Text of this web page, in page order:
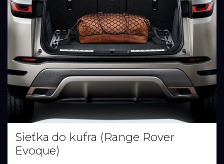
Sieťka do kufra (Range Rover
Evoque)